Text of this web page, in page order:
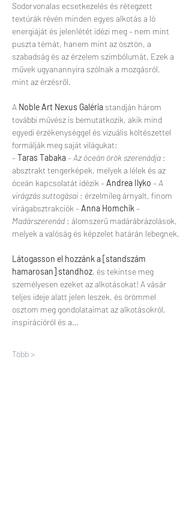
Sodorvonalas ecsetkezelés és rétegzett
textúrák révén minden egyes alkotás a ló
energiáját és jelenlétét idézi meg – nem mint
puszta témát, hanem mint az ösztön, a
szabadság és az érzelem szimbólumát. Ezek a
művek ugyanannyira szólnak a mozgásról,
mint az érzésről.
A Noble Art Nexus Galéria standján három
további művész is bemutatkozik, akik mind
egyedi érzékenységgel és vizuális költészettel
formálják meg saját világukat:
– Taras Tabaka – Az óceán örök szerenádja :
absztrakt tengerképek, melyek a lélek és az
óceán kapcsolatát idézik – Andrea Ilyko – A
virágzás suttogásai : érzelmileg árnyalt, finom
virágabsztrakciók – Anna Homchik –
Madárszerenád : álomszerű madárábrázolások,
melyek a valóság és képzelet határán lebegnek.
Látogasson el hozzánk a [standszám
hamarosan] standhoz, és tekintse meg
személyesen ezeket az alkotásokat! A vásár
teljes ideje alatt jelen leszek, és örömmel
osztom meg gondolataimat az alkotásokról,
inspirációról és a…
Több >